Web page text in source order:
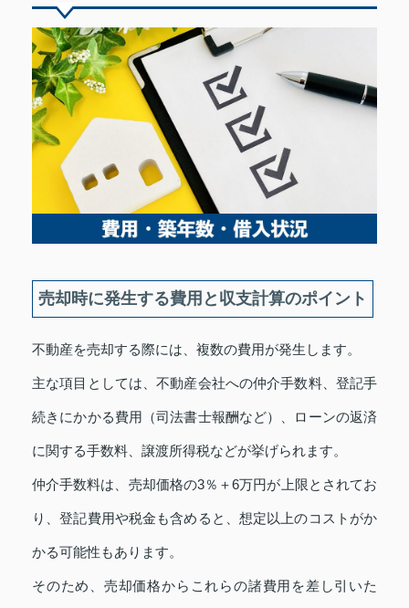
売却時に発生する費用と収支計算のポイント
不動産を売却する際には、複数の費用が発生します。
主な項目としては、不動産会社への仲介手数料、登記手
続きにかかる費用（司法書士報酬など）、ローンの返済
に関する手数料、譲渡所得税などが挙げられます。
仲介手数料は、売却価格の3％＋6万円が上限とされてお
り、登記費用や税金も含めると、想定以上のコストがか
かる可能性もあります。
そのため、売却価格からこれらの諸費用を差し引いた